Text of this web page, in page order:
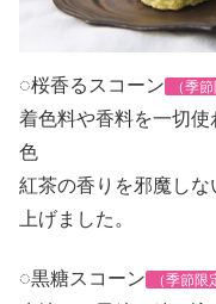
◌桜香るスコーン （季
着色料や香料を一切
色
紅茶の香りを邪魔し
上げました。
◌黒糖スコーン （季節限